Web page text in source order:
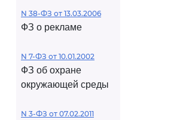
N 38-ФЗ от 13.03.2006
ФЗ о рекламе
N 7-ФЗ от 10.01.2002
ФЗ об охране
окружающей среды
N 3-ФЗ от 07.02.2011